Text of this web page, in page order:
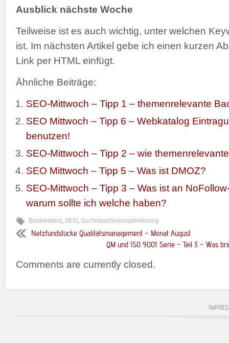
Ausblick nächste Woche
Teilweise ist es auch wichtig, unter welchen
ist. Im nächsten Artikel gebe ich einen kurzen
Link per HTML einfügt.
Ähnliche Beiträge:
SEO-Mittwoch – Tipp 1 – themenrelevante
SEO Mittwoch – Tipp 6 – Webkatalog
benutzen!
SEO-Mittwoch – Tipp 2 – wie
SEO Mittwoch – Tipp 5 – Was ist DMOZ?
SEO-Mittwoch – Tipp 3 – Was ist an
warum sollte ich welche haben?
Backlinktest, SEO, Suchmaschinenoptimierung
Netzfundstücke Qualitätsmanagement – Monat August
QM und ISO 9001 Serie – Teil 3 – Was
Comments are currently closed.